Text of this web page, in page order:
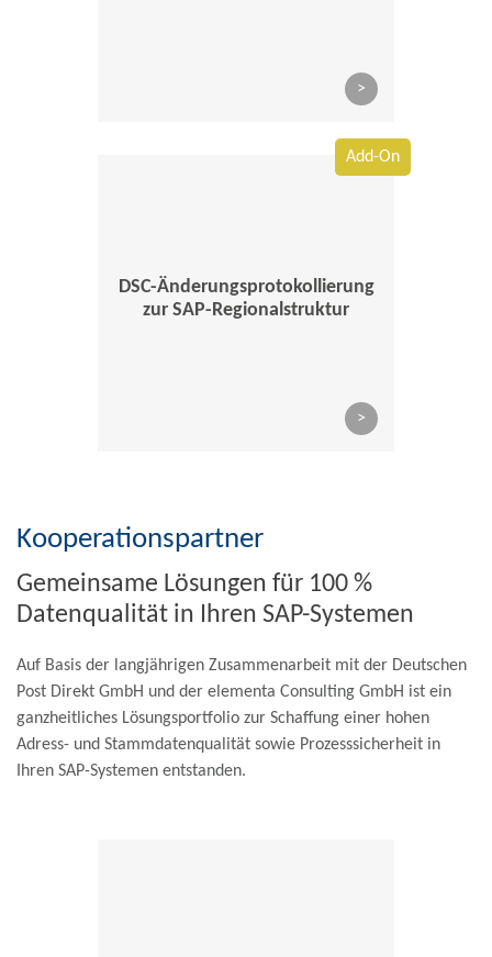
>
Add-On
DSC-Änderungsprotokollierung
zur SAP-Regionalstruktur
>
Kooperationspartner
Gemeinsame Lösungen für 100 %
Datenqualität in Ihren SAP-Systemen
Auf Basis der langjährigen Zusammenarbeit mit der Deutschen
Post Direkt GmbH und der elementa Consulting GmbH ist ein
ganzheitliches Lösungsportfolio zur Schaffung einer hohen
Adress- und Stammdatenqualität sowie Prozesssicherheit in
Ihren SAP-Systemen entstanden.